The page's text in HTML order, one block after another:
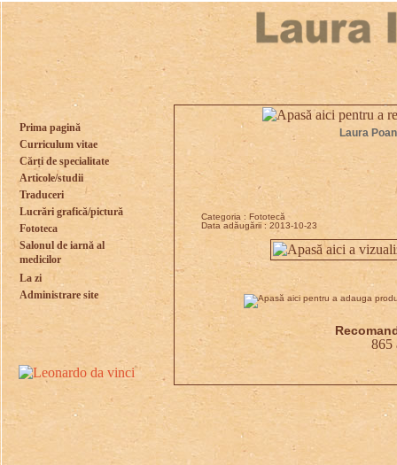
Prima pagină
Curriculum vitae
Cărți de specialitate
Articole/studii
Traduceri
Lucrări grafică/pictură
Fototeca
Salonul de iarnă al
medicilor
La zi
Administrare site
Laura
Categoria : Fototecă
Data adăugării : 2013-10-23
865